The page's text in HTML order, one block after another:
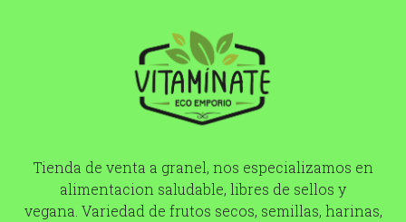
Tienda de venta a granel, nos especializamos en
alimentacion saludable, libres de sellos y
vegana. Variedad de frutos secos, semillas, harinas,